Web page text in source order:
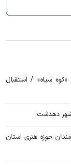
سیاه» / استقبال
شهر دهدشت
حوزه هنری استان